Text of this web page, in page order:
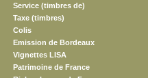
Service (timbres de)
Taxe (timbres)
Colis
Emission de Bordeaux
Vignettes LISA
Patrimoine de France